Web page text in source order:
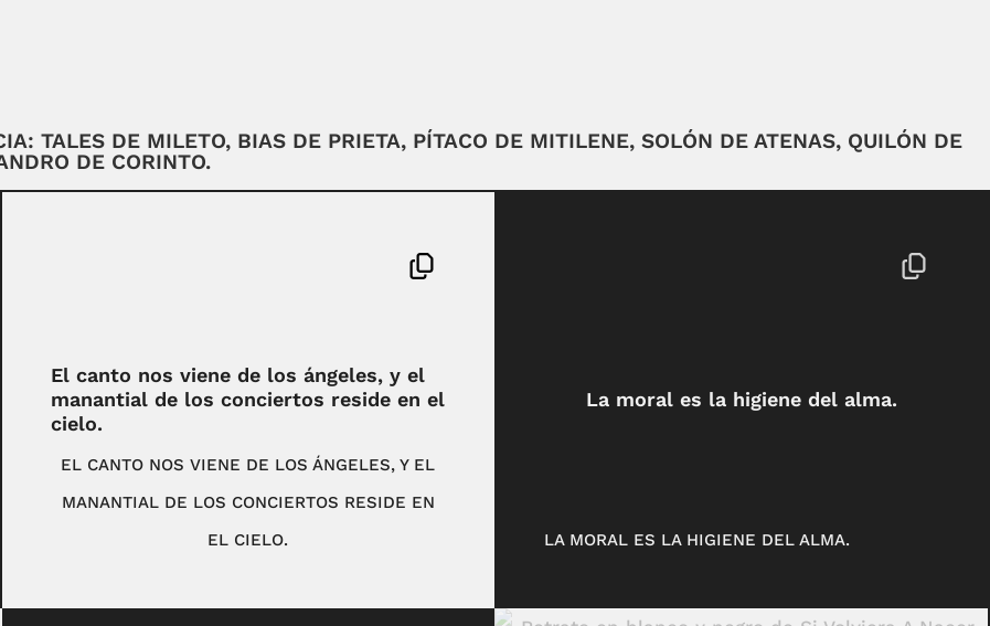
TALES DE MILETO, BIAS DE PRIETA, PÍTACO DE MITILENE, SOLÓN DE ATENAS, QUILÓN DE
DE CORINTO.
El canto nos viene de los ángeles, y el
manantial de los conciertos reside en el
cielo.
EL CANTO NOS VIENE DE LOS ÁNGELES, Y EL
MANANTIAL DE LOS CONCIERTOS RESIDE EN
EL CIELO.
La moral es la higiene del alma.
LA MORAL ES LA HIGIENE DEL ALMA.